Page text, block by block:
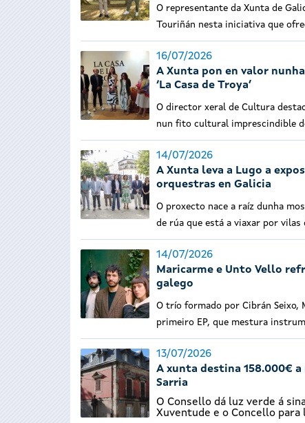
O representante da Xunta de
Touriñán nesta iniciativa que
16/07/2026
A Xunta pon en valor
‘La Casa de Troya’
O director xeral de Cultura
nun fito cultural imprescindible
14/07/2026
A Xunta leva a Lugo a
orquestras en Galicia
O proxecto nace a raíz dunha
de rúa que está a viaxar por vilas
14/07/2026
Maricarme e Unto Vello
galego
O trío formado por Cibrán Seixo,
primeiro EP, que mestura
13/07/2026
A xunta destina 158.000€
Sarria
O Consello dá luz verde á
Xuventude e o Concello para